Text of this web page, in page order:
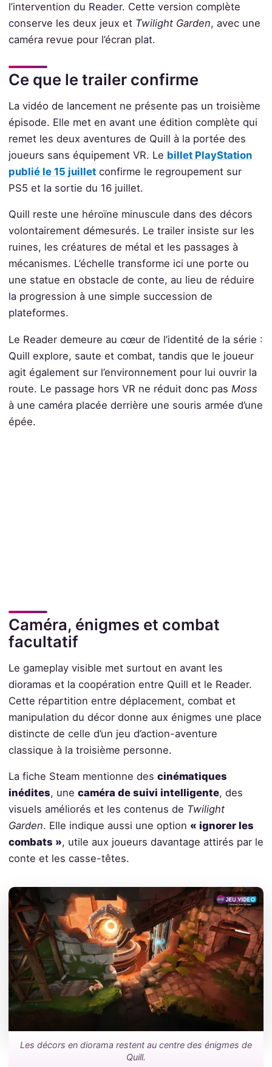
l’intervention du Reader. Cette version complète
conserve les deux jeux et Twilight Garden, avec une
caméra revue pour l’écran plat.
Ce que le trailer confirme
La vidéo de lancement ne présente pas un troisième
épisode. Elle met en avant une édition complète qui
remet les deux aventures de Quill à la portée des
joueurs sans équipement VR. Le billet PlayStation
publié le 15 juilletconfirme le regroupement sur
PS5 et la sortie du 16 juillet.
Quill reste une héroïne minuscule dans des décors
volontairement démesurés. Le trailer insiste sur les
ruines, les créatures de métal et les passages à
mécanismes. L’échelle transforme ici une porte ou
une statue en obstacle de conte, au lieu de réduire
la progression à une simple succession de
plateformes.
Le Reader demeure au cœur de l’identité de la série :
Quill explore, saute et combat, tandis que le joueur
agit également sur l’environnement pour lui ouvrir la
route. Le passage hors VR ne réduit donc pas Moss
à une caméra placée derrière une souris armée d’une
épée.
Caméra, énigmes et combat
facultatif
Le gameplay visible met surtout en avant les
dioramas et la coopération entre Quill et le Reader.
Cette répartition entre déplacement, combat et
manipulation du décor donne aux énigmes une place
distincte de celle d’un jeu d’action-aventure
classique à la troisième personne.
La fiche Steam mentionne des cinématiques
inédites, une caméra de suivi intelligente, des
visuels améliorés et les contenus de Twilight
Garden. Elle indique aussi une option « ignorer les
combats », utile aux joueurs davantage attirés par le
conte et les casse-têtes.
Les décors en diorama restent au centre des énigmes de
Quill.